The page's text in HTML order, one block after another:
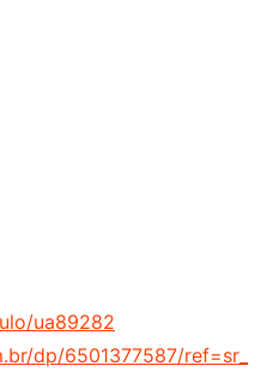
ua89282
dp/6501377587/ref=sr_